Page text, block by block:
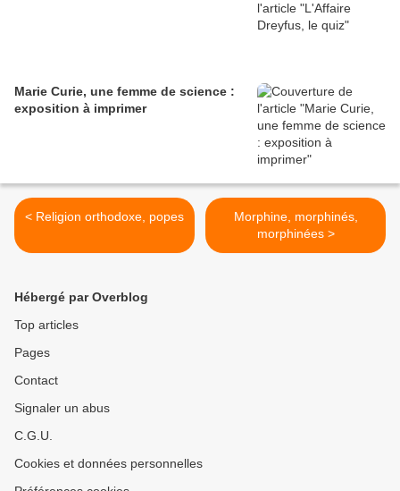
Marie Curie, une femme de science :
exposition à imprimer
< Religion orthodoxe, popes
Morphine, morphinés,
morphinées >
Hébergé par Overblog
Top articles
Pages
Contact
Signaler un abus
C.G.U.
Cookies et données personnelles